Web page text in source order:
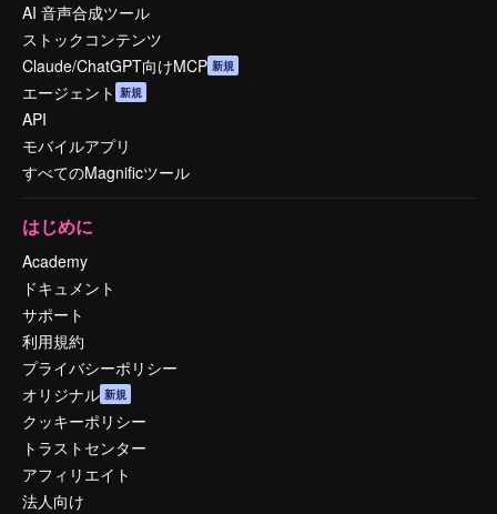
AI 音声合成ツール
ストックコンテンツ
Claude/ChatGPT向けMCP 新規
エージェント 新規
API
モバイルアプリ
すべてのMagnificツール
はじめに
Academy
ドキュメント
サポート
利用規約
プライバシーポリシー
オリジナル 新規
クッキーポリシー
トラストセンター
アフィリエイト
法人向け